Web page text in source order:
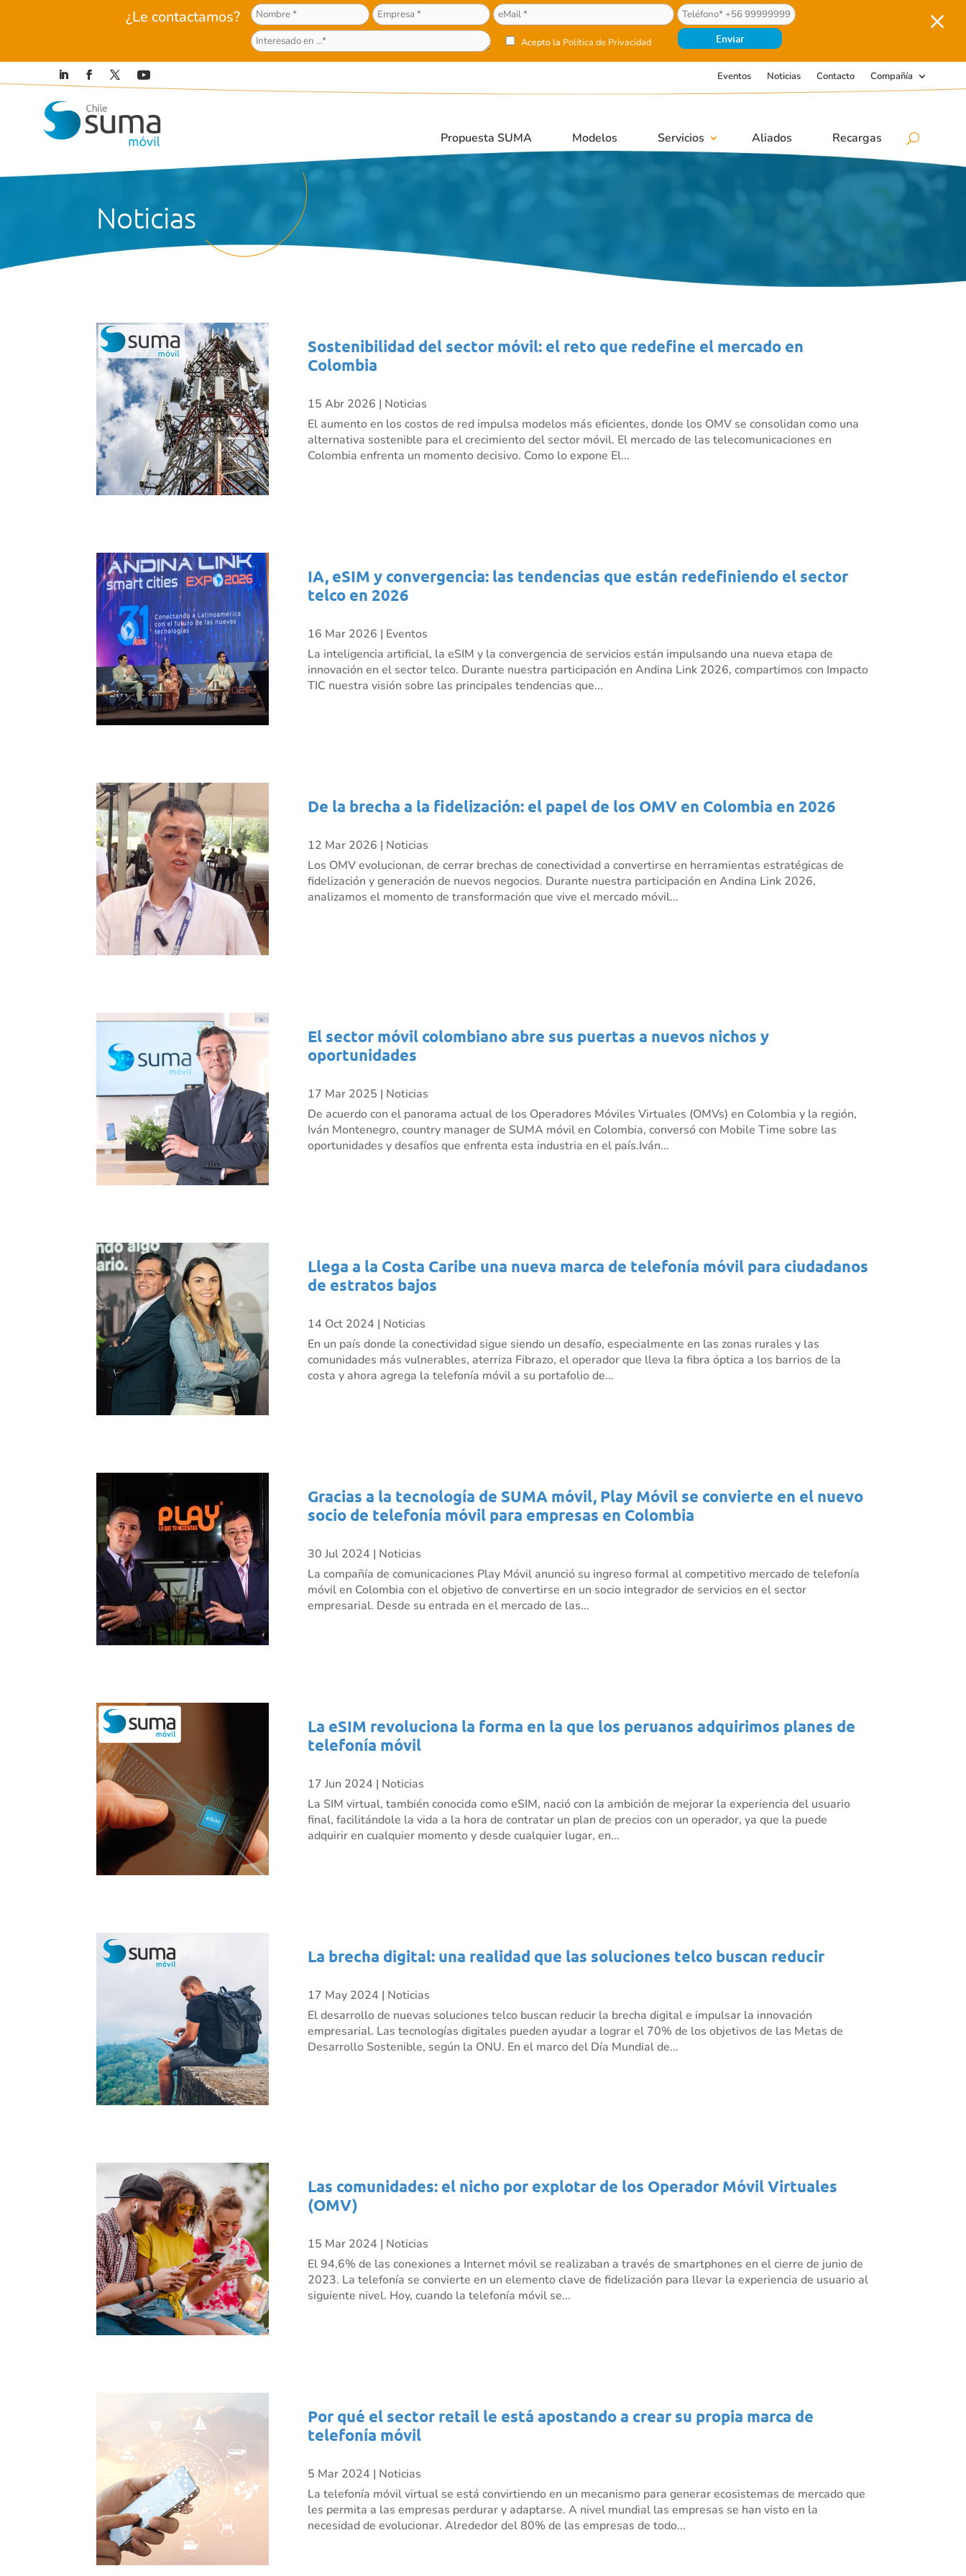
¿Le contactamos?
Acepto la Política de Privacidad
M
Eventos Noticias Contacto Compañía
Propuesta SUMA Modelos Servicios Aliados Recargas
Noticias
Sostenibilidad del sector móvil: el reto que redefine el mercado en
Colombia
15 Abr 2026 | Noticias
El aumento en los costos de red impulsa modelos más eficientes, donde los OMV se consolidan como una
alternativa sostenible para el crecimiento del sector móvil. El mercado de las telecomunicaciones en
Colombia enfrenta un momento decisivo. Como lo expone El...
IA, eSIM y convergencia: las tendencias que están redefiniendo el sector
telco en 2026
16 Mar 2026 | Eventos
La inteligencia artificial, la eSIM y la convergencia de servicios están impulsando una nueva etapa de
innovación en el sector telco. Durante nuestra participación en Andina Link 2026, compartimos con Impacto
TIC nuestra visión sobre las principales tendencias que...
De la brecha a la fidelización: el papel de los OMV en Colombia en 2026
12 Mar 2026 | Noticias
Los OMV evolucionan, de cerrar brechas de conectividad a convertirse en herramientas estratégicas de
fidelización y generación de nuevos negocios. Durante nuestra participación en Andina Link 2026,
analizamos el momento de transformación que vive el mercado móvil...
El sector móvil colombiano abre sus puertas a nuevos nichos y
oportunidades
17 Mar 2025 | Noticias
De acuerdo con el panorama actual de los Operadores Móviles Virtuales (OMVs) en Colombia y la región,
Iván Montenegro, country manager de SUMA móvil en Colombia, conversó con Mobile Time sobre las
oportunidades y desafíos que enfrenta esta industria en el país.Iván...
Llega a la Costa Caribe una nueva marca de telefonía móvil para ciudadanos
de estratos bajos
14 Oct 2024 | Noticias
En un país donde la conectividad sigue siendo un desafío, especialmente en las zonas rurales y las
comunidades más vulnerables, aterriza Fibrazo, el operador que lleva la fibra óptica a los barrios de la
costa y ahora agrega la telefonía móvil a su portafolio de...
Gracias a la tecnología de SUMA móvil, Play Móvil se convierte en el nuevo
socio de telefonía móvil para empresas en Colombia
30 Jul 2024 | Noticias
La compañía de comunicaciones Play Móvil anunció su ingreso formal al competitivo mercado de telefonía
móvil en Colombia con el objetivo de convertirse en un socio integrador de servicios en el sector
empresarial. Desde su entrada en el mercado de las...
La eSIM revoluciona la forma en la que los peruanos adquirimos planes de
telefonía móvil
17 Jun 2024 | Noticias
La SIM virtual, también conocida como eSIM, nació con la ambición de mejorar la experiencia del usuario
final, facilitándole la vida a la hora de contratar un plan de precios con un operador, ya que la puede
adquirir en cualquier momento y desde cualquier lugar, en...
La brecha digital: una realidad que las soluciones telco buscan reducir
17 May 2024 | Noticias
El desarrollo de nuevas soluciones telco buscan reducir la brecha digital e impulsar la innovación
empresarial. Las tecnologías digitales pueden ayudar a lograr el 70% de los objetivos de las Metas de
Desarrollo Sostenible, según la ONU. En el marco del Día Mundial de...
Las comunidades: el nicho por explotar de los Operador Móvil Virtuales
(OMV)
15 Mar 2024 | Noticias
El 94,6% de las conexiones a Internet móvil se realizaban a través de smartphones en el cierre de junio de
2023. La telefonía se convierte en un elemento clave de fidelización para llevar la experiencia de usuario al
siguiente nivel. Hoy, cuando la telefonía móvil se...
Por qué el sector retail le está apostando a crear su propia marca de
telefonía móvil
5 Mar 2024 | Noticias
La telefonía móvil virtual se está convirtiendo en un mecanismo para generar ecosistemas de mercado que
les permita a las empresas perdurar y adaptarse. A nivel mundial las empresas se han visto en la
necesidad de evolucionar. Alrededor del 80% de las empresas de todo...